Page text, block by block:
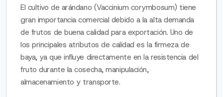
El cultivo de arándano (Vaccinium corymbosum) tiene
gran importancia comercial debido a la alta demanda
de frutos de buena calidad para exportación. Uno de
los principales atributos de calidad es la firmeza de
baya, ya que influye directamente en la resistencia del
fruto durante la cosecha, manipulación,
almacenamiento y transporte.
afectando la fotosíntesis, reduciendo la calidad y el
rendimiento de la producción, y disminuyendo el valor
comercial de la uva destinada a exportación.
*La dinámica poblacional de la cochinilla
harinosa, para ambos tratamientos, fue similar
hasta el día de la cosecha, teniendo en cuenta
que las poblaciones más altas se hallaron en la